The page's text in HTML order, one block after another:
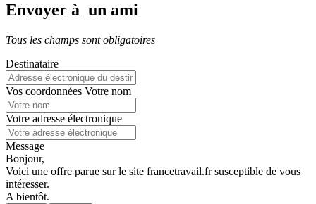
Envoyer à un ami
Tous les champs sont obligatoires
Destinataire
Vos coordonnées Votre nom
Votre adresse électronique
Message
Bonjour,
Voici une offre parue sur le site francetravail.fr susceptible de vous
intéresser.
A bientôt.